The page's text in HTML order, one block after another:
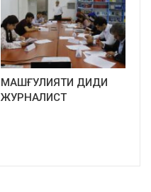
МАШҒУЛИЯТИ ДИДИ
ЖУРНАЛИСТ